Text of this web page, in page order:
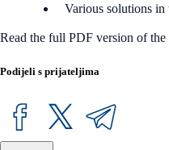
Various solutions in
Read the full PDF version of the
Podijeli s prijateljima